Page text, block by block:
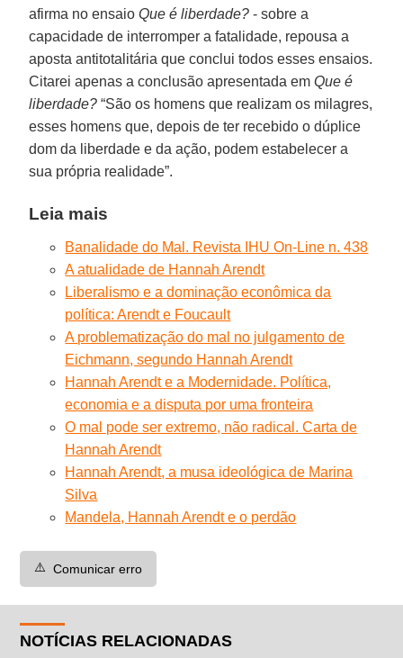
afirma no ensaioQue é liberdade? - sobre a
capacidade de interromper a fatalidade, repousa a
aposta antitotalitária que conclui todos esses ensaios.
Citarei apenas a conclusão apresentada emQue é
liberdade? “São os homens que realizam os milagres,
esses homens que, depois de ter recebido o dúplice
dom da liberdade e da ação, podem estabelecer a
sua própria realidade”.
Leia mais
Banalidade do Mal. Revista IHU On-Line n. 438
A atualidade de Hannah Arendt
Liberalismo e a dominação econômica da
política: Arendt e Foucault
A problematização do mal no julgamento de
Eichmann, segundo Hannah Arendt
Hannah Arendt e a Modernidade. Política,
economia e a disputa por uma fronteira
O mal pode ser extremo, não radical. Carta de
Hannah Arendt
Hannah Arendt, a musa ideológica de Marina
Silva
Mandela, Hannah Arendt e o perdão
⚠️ Comunicar erro
NOTÍCIAS RELACIONADAS